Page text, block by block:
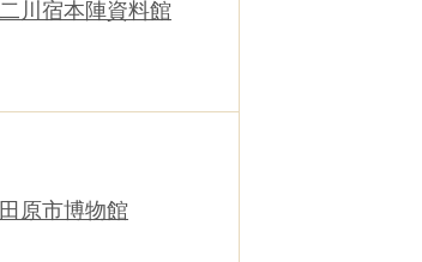
二川宿本陣資料館
田原市博物館